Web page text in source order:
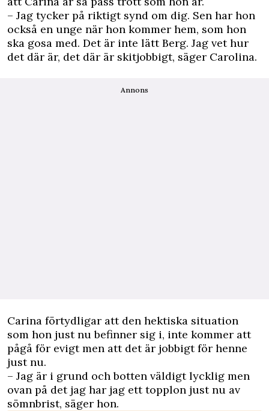
– Jag tycker på riktigt synd om dig. Sen har hon
också en unge när hon kommer hem, som hon
ska gosa med. Det är inte lätt Berg. Jag vet hur
det där är, det där är skitjobbigt, säger Carolina.
Annons
Carina förtydligar att den hektiska situation
som hon just nu befinner sig i, inte kommer att
pågå för evigt men att det är jobbigt för henne
just nu.
– Jag är i grund och botten väldigt lycklig men
ovan på det jag har jag ett topplon just nu av
sömnbrist, säger hon.